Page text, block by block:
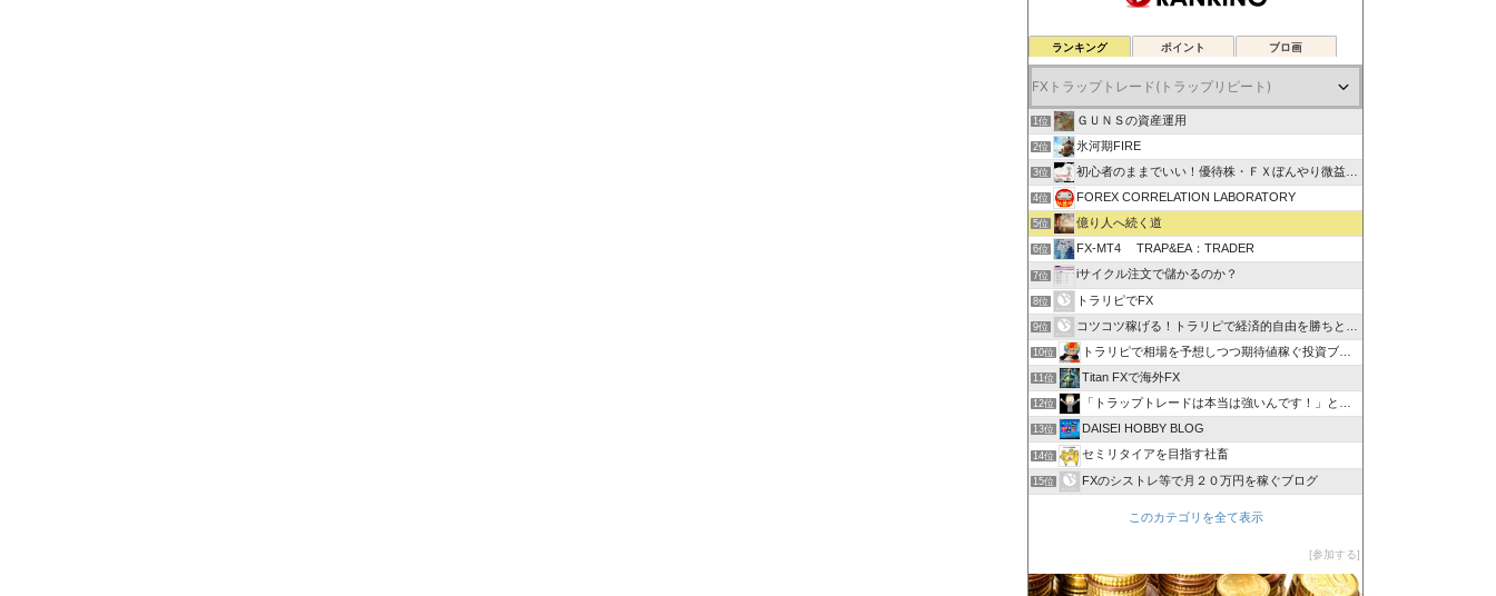
ランキング ポイント ブロ画
1位 ＧＵＮＳの資産運用
2位 氷河期FIRE
3位 初心者のままでいい！優待株・ＦＸぼんやり微益ブログ
4位 FOREX CORRELATION LABORATORY
5位 億り人へ続く道
6位 FX-MT4 TRAP&EA：TRADER
7位 iサイクル注文で儲かるのか？
8位 トラリピでFX
9位 コツコツ稼げる！トラリピで経済的自由を勝ちとる方法
10位 トラリピで相場を予想しつつ期待値稼ぐ投資ブログ
11位 Titan FXで海外FX
12位 「トラップトレードは本当は強いんです！」と叫びたい。
13位 DAISEI HOBBY BLOG
14位 セミリタイアを目指す社畜
15位 FXのシストレ等で月２０万円を稼ぐブログ
このカテゴリを全て表示
参加する